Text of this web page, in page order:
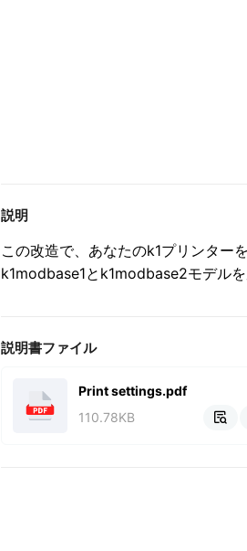
説明
この改造で、あなたのk1プリンター
k1modbase1とk1modbase2モデル
説明書ファイル
Print settings.pdf
110.78KB
